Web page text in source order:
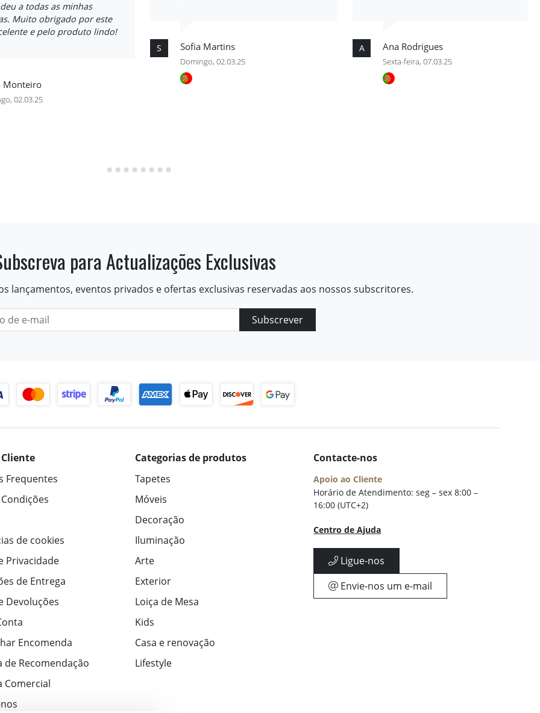
a todas as minhas
Muito obrigado por este
e pelo produto lindo!
Monteiro
02.03.25
S Sofia Martins
Domingo, 02.03.25
A Ana Rodrigues
Sexta-feira, 07.03.25
para Actualizações Exclusivas
lançamentos, eventos privados e ofertas exclusivas reservadas aos nossos subscritores.
Subscrever
Frequentes
de cookies
Privacidade
de Entrega
Devoluções
Encomenda
de Recomendação
Comercial
Categorias de produtos
Tapetes
Móveis
Decoração
Iluminação
Arte
Exterior
Loiça de Mesa
Kids
Casa e renovação
Lifestyle
Contacte-nos
Apoio ao Cliente
Horário de Atendimento: seg – sex 8:00 –
16:00 (UTC+2)
Centro de Ajuda
Ligue-nos
Envie-nos um e-mail